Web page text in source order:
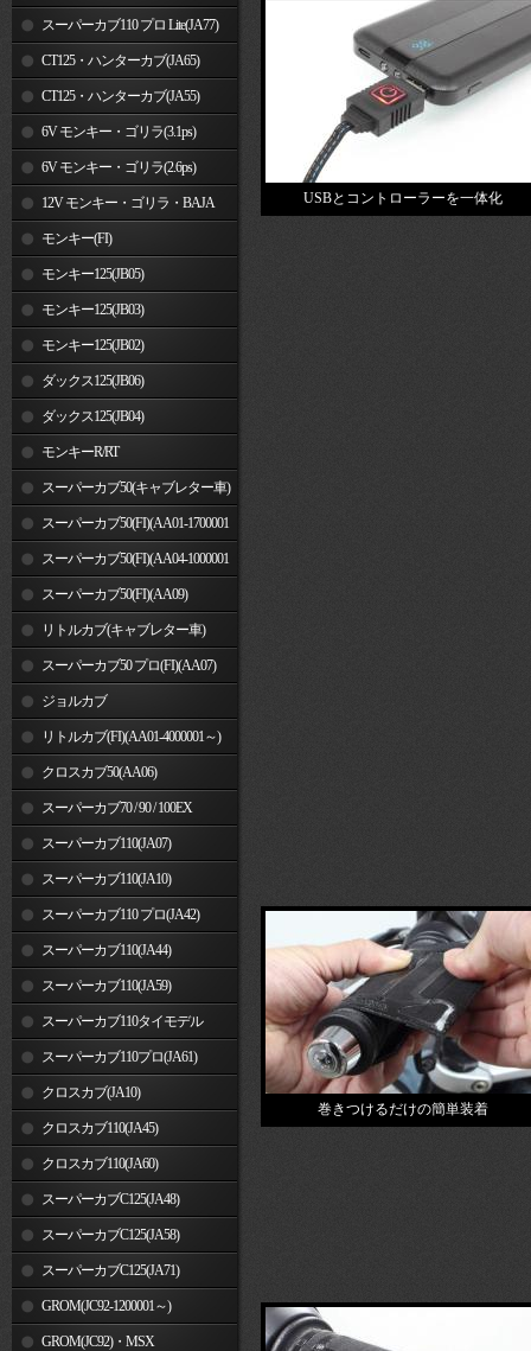
スーパーカブ110 プロ Lite(JA77)
CT125・ハンターカブ(JA65)
CT125・ハンターカブ(JA55)
6V モンキー・ゴリラ(3.1ps)
6V モンキー・ゴリラ(2.6ps)
12V モンキー・ゴリラ・BAJA
モンキー(FI)
モンキー125(JB05)
モンキー125(JB03)
モンキー125(JB02)
ダックス125(JB06)
ダックス125(JB04)
モンキーR/RT
スーパーカブ50(キャブレター車)
スーパーカブ50(FI)(AA01-1700001
～) スーパーカブ50(FI)(AA04-1000001
～) スーパーカブ50(FI)(AA09)
リトルカブ(キャブレター車)
スーパーカブ50 プロ(FI)(AA07)
ジョルカブ
リトルカブ(FI)(AA01-4000001～)
クロスカブ50(AA06)
スーパーカブ70 / 90 / 100EX
スーパーカブ110(JA07)
スーパーカブ110(JA10)
スーパーカブ110 プロ(JA42)
スーパーカブ110(JA44)
スーパーカブ110(JA59)
スーパーカブ110タイモデル
(MLHJA56)
スーパーカブ110プロ(JA61)
クロスカブ(JA10)
クロスカブ110(JA45)
クロスカブ110(JA60)
スーパーカブC125(JA48)
スーパーカブC125(JA58)
スーパーカブC125(JA71)
GROM(JC92-1200001～)
GROM(JC92)・MSX
USBとコントローラーを一体化
巻きつけるだけの簡単装着